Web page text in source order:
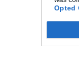
Opted
vallutada
arvuti
tuleb sul
sinu omaga